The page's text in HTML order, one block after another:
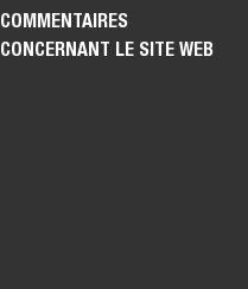
COMMENTAIRES
CONCERNANT LE SITE WEB